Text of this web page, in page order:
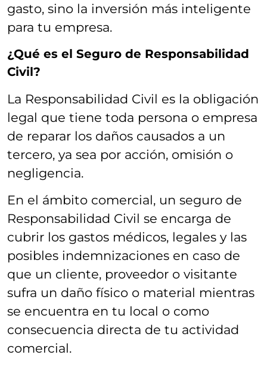
gasto, sino la inversión más inteligente
para tu empresa.
¿Qué es el Seguro de Responsabilidad
Civil?
La Responsabilidad Civil es la obligación
legal que tiene toda persona o empresa
de reparar los daños causados a un
tercero, ya sea por acción, omisión o
negligencia.
En el ámbito comercial, un seguro de
Responsabilidad Civil se encarga de
cubrir los gastos médicos, legales y las
posibles indemnizaciones en caso de
que un cliente, proveedor o visitante
sufra un daño físico o material mientras
se encuentra en tu local o como
consecuencia directa de tu actividad
comercial.